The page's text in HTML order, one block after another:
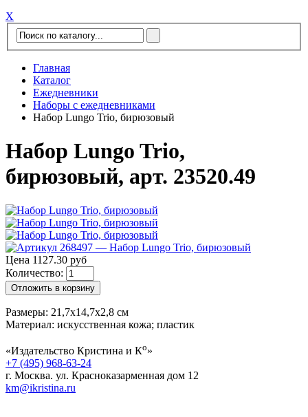
Х
Главная
Каталог
Ежедневники
Наборы с ежедневниками
Набор Lungo Trio, бирюзовый
Набор Lungo Trio,
бирюзовый, арт. 23520.49
Цена 1127.30 руб
Количество:
Отложить в корзину
Размеры: 21,7х14,7х2,8 см
Материал: искусственная кожа; пластик
«Издательство Кристина и Ко»
+7 (495) 968-63-24
г. Москва. ул. Красноказарменная дом 12
km@ikristina.ru